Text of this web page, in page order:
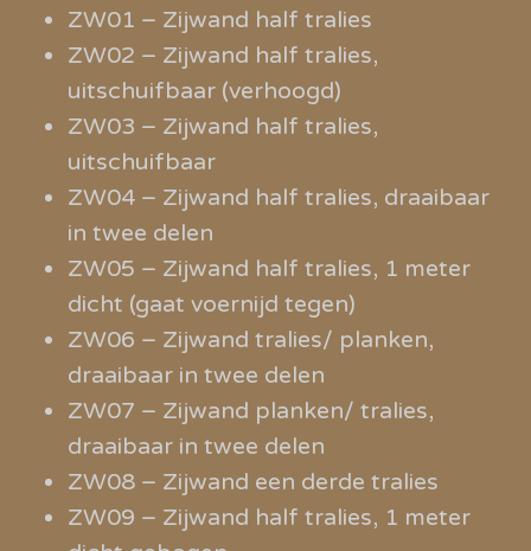
ZW01 – Zijwand half tralies
ZW02 – Zijwand half tralies,
uitschuifbaar (verhoogd)
ZW03 – Zijwand half tralies,
uitschuifbaar
ZW04 – Zijwand half tralies, draaibaar
in twee delen
ZW05 – Zijwand half tralies, 1 meter
dicht (gaat voernijd tegen)
ZW06 – Zijwand tralies/ planken,
draaibaar in twee delen
ZW07 – Zijwand planken/ tralies,
draaibaar in twee delen
ZW08 – Zijwand een derde tralies
ZW09 – Zijwand half tralies, 1 meter